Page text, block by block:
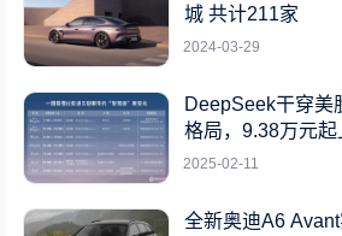
城 共计211家
2024-03-29
DeepSeek干穿美
格局，9.38万元
2025-02-11
全新奥迪A6